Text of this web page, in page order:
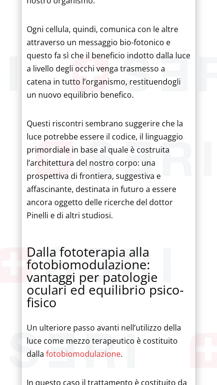
Ogni cellula, quindi, comunica con le altre
attraverso un messaggio bio-fotonico e
questo fa sì che il beneficio indotto dalla luce
a livello degli occhi venga trasmesso a
catena in tutto l’organismo, restituendogli
un nuovo equilibrio benefico.
Questi riscontri sembrano suggerire che la
luce potrebbe essere il codice, il linguaggio
primordiale in base al quale è costruita
l’architettura del nostro corpo: una
prospettiva di frontiera, suggestiva e
affascinante, destinata in futuro a essere
ancora oggetto delle ricerche del dottor
Pinelli e di altri studiosi.
Dalla fototerapia alla
fotobiomodulazione:
vantaggi per patologie
oculari ed equilibrio psico-
fisico
Un ulteriore passo avanti nell’utilizzo della
luce come mezzo terapeutico è costituito
dalla fotobiomodulazione.
In questo caso il trattamento è costituito da